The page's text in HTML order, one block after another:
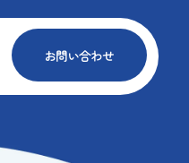
お問い合わせ